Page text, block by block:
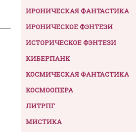
ИРОНИЧЕСКАЯ ФАНТАСТИКА
ИРОНИЧЕСКОЕ ФЭНТЕЗИ
ИСТОРИЧЕСКОЕ ФЭНТЕЗИ
КИБЕРПАНК
КОСМИЧЕСКАЯ ФАНТАСТИКА
КОСМООПЕРА
ЛИТРПГ
МИСТИКА